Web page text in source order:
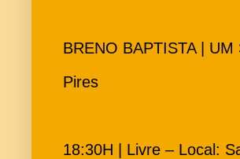
BRENO BAPTISTA |
Pires
18:30H | Livre – Local: